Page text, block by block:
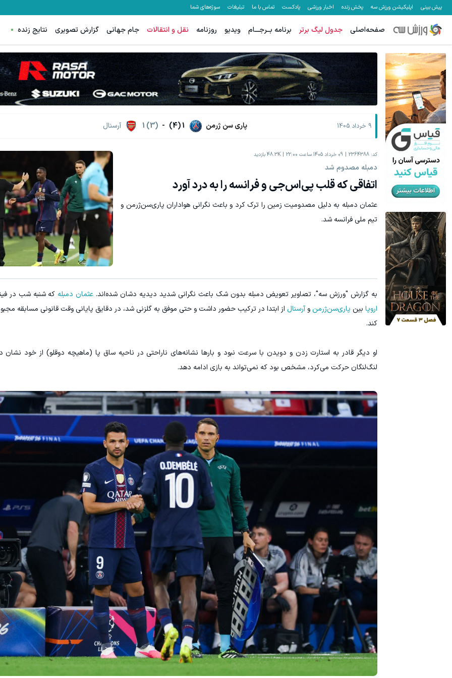
پیش بینی اپلیکیشن ورزش سه پخش زنده اخبار ورزشی پادکست تماس با ما تبلیغات سوژه‌های شما
صفحه‌اصلی جدول لیگ برتر برنامه بــرجـــام ویدیو روزنامه نقل و انتقالات جام جهانی گزارش تصویری نتایج زنده
9 خرداد 1405 پاری سن ژرمن 1 (4)
-
1 (3) آرسنال
کد: 2364388 09 خرداد 1405 ساعت 22:00 48.3K بازدید
دمبله مصدوم شد
اتفاقی که قلب پی‌اس‌جی و فرانسه را به درد آورد
عثمان دمبله به دلیل مصدومیت زمین را ترک کرد و باعث نگرانی هواداران پاری‌سن‌ژرمن و
تیم ملی فرانسه شد.
به گزارش "ورزش سه"، تصاویر تعویض دمبله بدون شک باعث نگرانی شدید دیدیه دشان شده‌اند. عثمان دمبله که شنبه شب در
اروپا بین پاری‌سن‌ژرمن وآرسنال از ابتدا در ترکیب حضور داشت و حتی موفق به گلزنی شد، در دقایق پایانی وقت قانونی مسابقه
کند.
او دیگر قادر به استارت زدن و دویدن با سرعت نبود و بارها نشانه‌های ناراحتی در ناحیه ساق پا (ماهیچه دوقلو) از خود نشان
لنگ‌لنگان حرکت می‌کرد، مشخص بود که نمی‌تواند به بازی ادامه دهد.